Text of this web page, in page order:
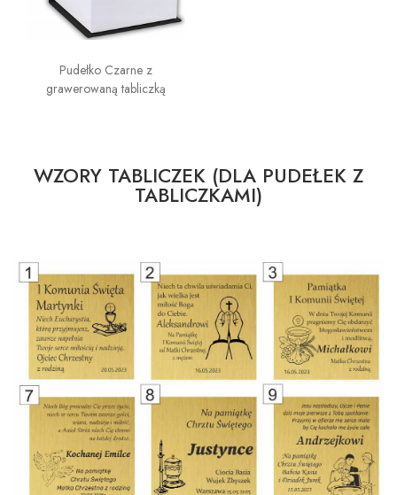
Pudełko Czarne z
grawerowaną tabliczką
WZORY TABLICZEK (DLA PUDEŁEK Z
TABLICZKAMI)